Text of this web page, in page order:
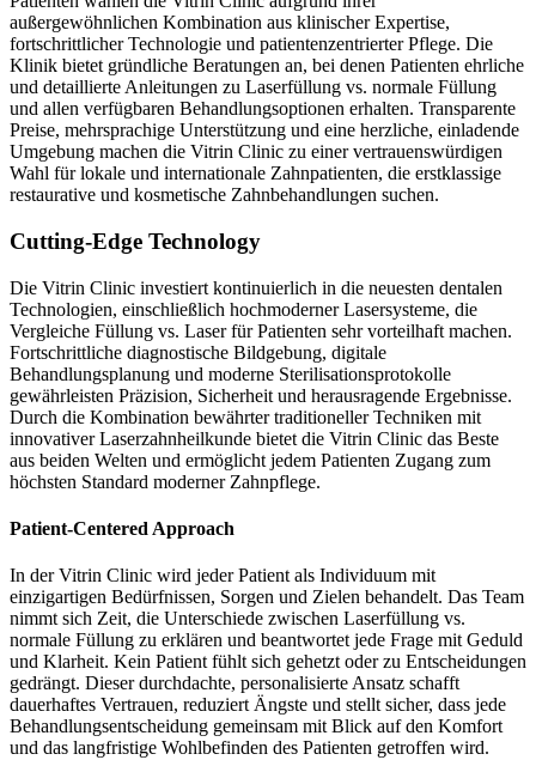
außergewöhnlichen Kombination aus klinischer Expertise,
fortschrittlicher Technologie und patientenzentrierter Pflege. Die
Klinik bietet gründliche Beratungen an, bei denen Patienten ehrliche
und detaillierte Anleitungen zu Laserfüllung vs. normale Füllung
und allen verfügbaren Behandlungsoptionen erhalten. Transparente
Preise, mehrsprachige Unterstützung und eine herzliche, einladende
Umgebung machen die Vitrin Clinic zu einer vertrauenswürdigen
Wahl für lokale und internationale Zahnpatienten, die erstklassige
restaurative und kosmetische Zahnbehandlungen suchen.
Cutting-Edge Technology
Die Vitrin Clinic investiert kontinuierlich in die neuesten dentalen
Technologien, einschließlich hochmoderner Lasersysteme, die
Vergleiche Füllung vs. Laser für Patienten sehr vorteilhaft machen.
Fortschrittliche diagnostische Bildgebung, digitale
Behandlungsplanung und moderne Sterilisationsprotokolle
gewährleisten Präzision, Sicherheit und herausragende Ergebnisse.
Durch die Kombination bewährter traditioneller Techniken mit
innovativer Laserzahnheilkunde bietet die Vitrin Clinic das Beste
aus beiden Welten und ermöglicht jedem Patienten Zugang zum
höchsten Standard moderner Zahnpflege.
Patient-Centered Approach
In der Vitrin Clinic wird jeder Patient als Individuum mit
einzigartigen Bedürfnissen, Sorgen und Zielen behandelt. Das Team
nimmt sich Zeit, die Unterschiede zwischen Laserfüllung vs.
normale Füllung zu erklären und beantwortet jede Frage mit Geduld
und Klarheit. Kein Patient fühlt sich gehetzt oder zu Entscheidungen
gedrängt. Dieser durchdachte, personalisierte Ansatz schafft
dauerhaftes Vertrauen, reduziert Ängste und stellt sicher, dass jede
Behandlungsentscheidung gemeinsam mit Blick auf den Komfort
und das langfristige Wohlbefinden des Patienten getroffen wird.